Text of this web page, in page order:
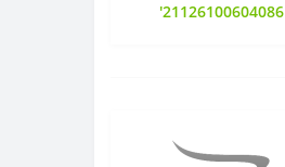
'21126100604086